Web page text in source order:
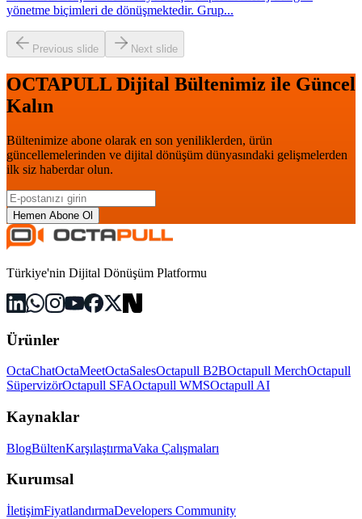
yönetme biçimleri de dönüşmektedir. Grup...
Previous slide Next slide
OCTAPULL Dijital Bültenimiz ile Güncel
Kalın
Bültenimize abone olarak en son yeniliklerden, ürün
güncellemelerinden ve dijital dönüşüm dünyasındaki gelişmelerden
ilk siz haberdar olun.
Hemen Abone Ol
Türkiye'nin Dijital Dönüşüm Platformu
Ürünler
OctaChatOctaMeetOctaSalesOctapull B2BOctapull MerchOctapull
SüpervizörOctapull SFAOctapull WMSOctapull AI
Kaynaklar
BlogBültenKarşılaştırmaVaka Çalışmaları
Kurumsal
İletişimFiyatlandırmaDevelopers Community